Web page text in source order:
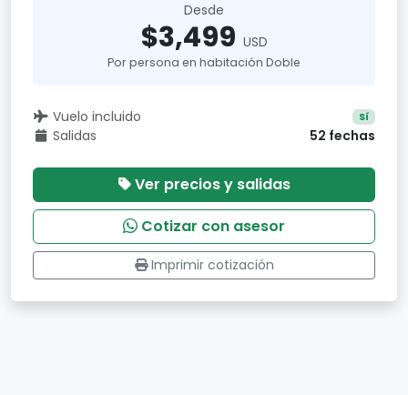
Desde
$3,499 USD
Por persona en habitación Doble
Vuelo incluido Sí
Salidas 52 fechas
Ver precios y salidas
Cotizar con asesor
Imprimir cotización